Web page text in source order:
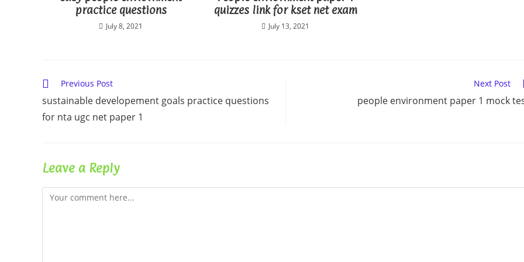
practice questions
July 8, 2021
quizzes link for kset net exam
July 13, 2021
Read
articles
Previous Post
sustainable developement goals practice questions
for nta ugc net paper 1
Next Post
people environment paper 1 mock
Leave a Reply
Comment